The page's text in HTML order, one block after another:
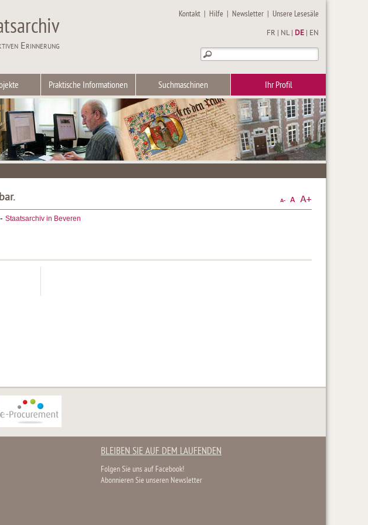
Erinnerung
Kontakt | Hilfe | Newsletter | Unsere Lesesäle
FR NL| DE EN
Praktische Informationen Suchmaschinen Ihr Profil
Staatsarchiv in Beveren
BLEIBEN SIE AUF DEM LAUFENDEN
Folgen Sie uns auf Facebook!
Abonnieren Sie unseren Newsletter